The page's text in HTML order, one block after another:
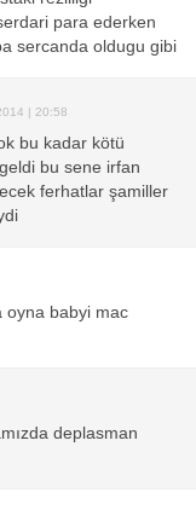
para ederken
sercanda oldugu gibi
| 20:58
bu kadar kötü
bu sene irfan
ferhatlar şamiller
oyna babyi mac
deplasman